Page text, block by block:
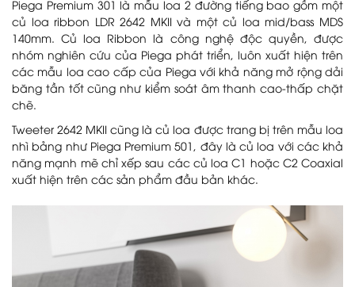
Piega Premium 301 là mẫu loa 2 đường tiếng bao gồm một
củ loa ribbon LDR 2642 MKII và một củ loa mid/bass MDS
140mm. Củ loa Ribbon là công nghệ độc quyền, được
nhóm nghiên cứu của Piega phát triển, luôn xuất hiện trên
các mẫu loa cao cấp của Piega với khả năng mở rộng dải
băng tần tốt cũng như kiểm soát âm thanh cao-thấp chặt
chẽ.
Tweeter 2642 MKII cũng là củ loa được trang bị trên mẫu loa
nhì bảng như Piega Premium 501, đây là củ loa với các khả
năng mạnh mẽ chỉ xếp sau các củ loa C1 hoặc C2 Coaxial
xuất hiện trên các sản phẩm đầu bản khác.